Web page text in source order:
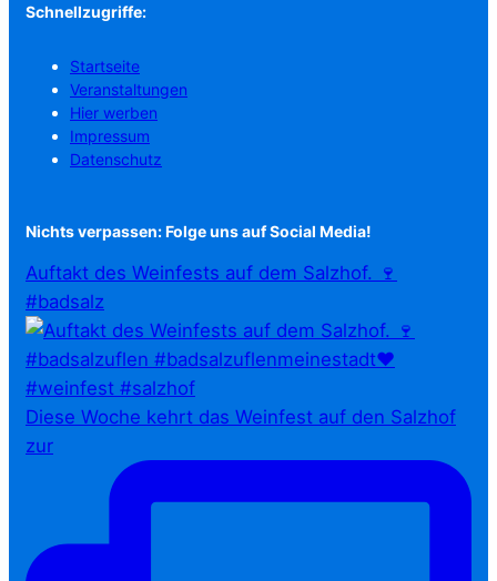
Schnellzugriffe:
Startseite
Veranstaltungen
Hier werben
Impressum
Datenschutz
Nichts verpassen: Folge uns auf Social Media!
Auftakt des Weinfests auf dem Salzhof. 🍷
#badsalz
Diese Woche kehrt das Weinfest auf den Salzhof
zur